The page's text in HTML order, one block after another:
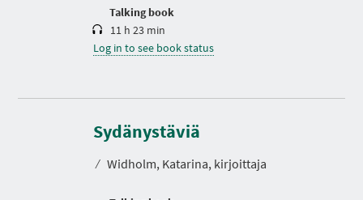
Talking book
11 h 23 min
Log in to see book status
Sydänystäviä
⁄ Widholm, Katarina, kirjoittaja
D
r
a
i